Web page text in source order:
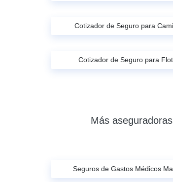
Cotizador de Seguro para
Cotizador de Seguro para
Más aseguradoras
Seguros de Gastos Médicos